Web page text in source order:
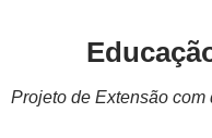
Projeto de Extensão